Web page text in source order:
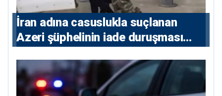
İran adına casuslukla suçlanan
Azeri şüphelinin iade duruşması